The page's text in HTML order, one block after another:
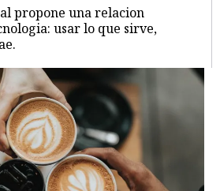
propone una relacion
usar lo que sirve,